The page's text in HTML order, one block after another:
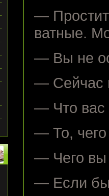
—
ватные.
— Вы не
— Сейчас
— Что вас
— То,
— Чего вы
— Если